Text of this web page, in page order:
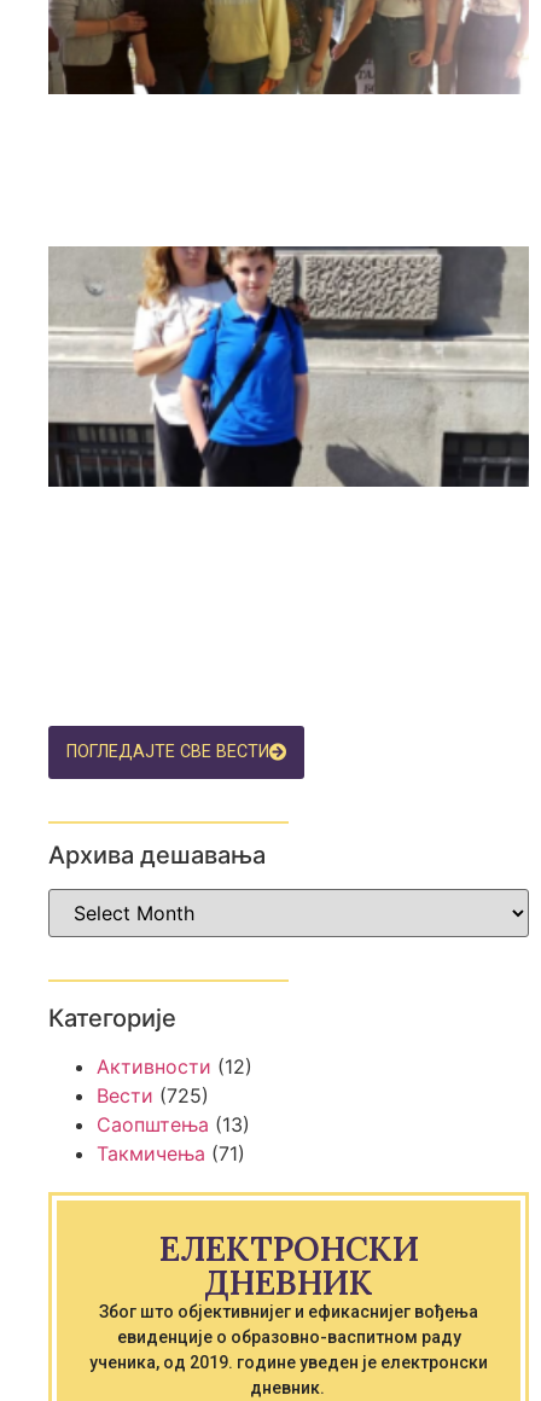
ПОГЛЕДАЈТЕ СВЕ ВЕСТИ
Архива дешавања
Категорије
Активности (12)
Вести (725)
Саопштења (13)
Такмичења (71)
ЕЛЕКТРОНСКИ
ДНЕВНИК
Због што објективнијег и ефикаснијег вођења
евиденције о образовно-васпитном раду
ученика, од 2019. године уведен је електронски
дневник.